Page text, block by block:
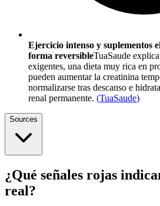
Ejercicio intenso y suplementos
forma reversibleTuaSaude
exigentes, una dieta muy rica en
pueden aumentar la creatinina
normalizarse tras descanso e
renal permanente. (TuaSaude)
Sources
¿Qué señales rojas
real?